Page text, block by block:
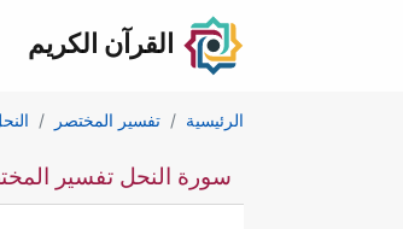
القرآن الكريم
الرئيسية تفسير المختصر
سورة النحل تفسير المختصر